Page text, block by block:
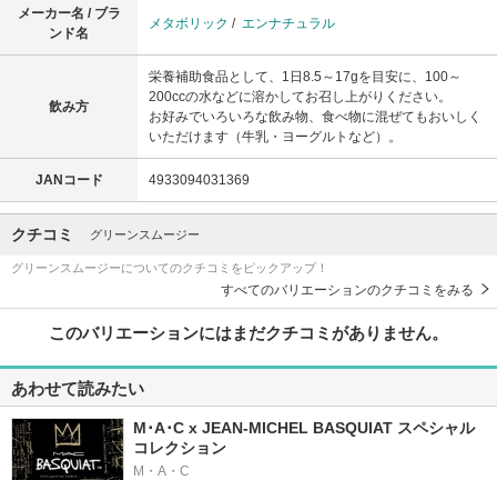
メーカー名 / ブラ
ンド名
メタボリック / エンナチュラル
飲み方
栄養補助食品として、1日8.5～17gを目安に、100～
200ccの水などに溶かしてお召し上がりください。
お好みでいろいろな飲み物、食べ物に混ぜてもおいしく
いただけます（牛乳・ヨーグルトなど）。
JANコード 4933094031369
クチコミ グリーンスムージー
グリーンスムージーについてのクチコミをピックアップ！
すべてのバリエーションのクチコミをみる
このバリエーションにはまだクチコミがありません。
あわせて読みたい
M･A･C x JEAN-MICHEL BASQUIAT スペシャル
コレクション
M・A・C